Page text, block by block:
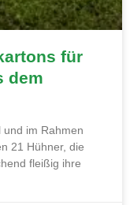
für
dem
im Rahmen
21 Hühner, die
fleißig ihre